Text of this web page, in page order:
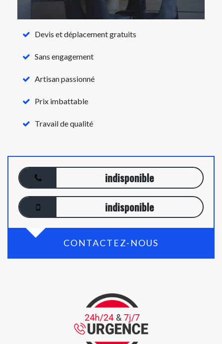
Devis et déplacement gratuits
Sans engagement
Artisan passionné
Prix imbattable
Travail de qualité
indisponible
indisponible
CONTACTEZ-NOUS